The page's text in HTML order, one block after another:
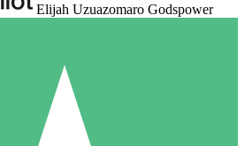
Elijah Uzuazomaro Godspower